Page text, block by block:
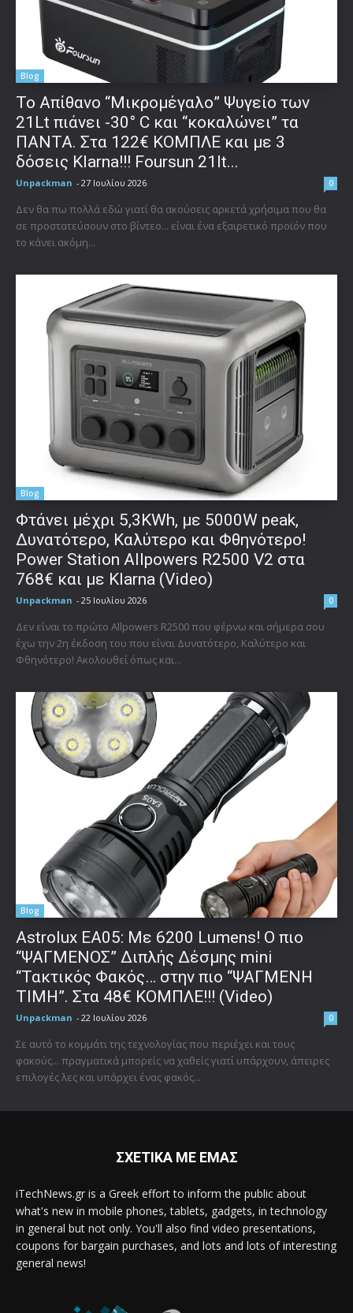
Blog
Το Απίθανο “Μικρομέγαλο” Ψυγείο των
21Lt πιάνει -30° C και “κοκαλώνει” τα
ΠΑΝΤΑ. Στα 122€ ΚΟΜΠΛΕ και με 3
δόσεις Klarna!!! Foursun 21lt...
Unpackman - 27 Ιουλίου 2026 0
Δεν θα πω πολλά εδώ γιατί θα ακούσεις αρκετά χρήσιμα που θα
σε προστατεύσουν στο βίντεο... είναι ένα εξαιρετικό προϊόν που
το κάνει ακόμη...
Blog
Φτάνει μέχρι 5,3KWh, με 5000W peak,
Δυνατότερο, Καλύτερο και Φθηνότερο!
Power Station Allpowers R2500 V2 στα
768€ και με Klarna (Video)
Unpackman - 25 Ιουλίου 2026 0
Δεν είναι το πρώτο Allpowers R2500 που φέρνω και σήμερα σου
έχω την 2η έκδοση του που είναι Δυνατότερο, Καλύτερο και
Φθηνότερο! Ακολουθεί όπως και...
Blog
Astrolux ΕΑ05: Με 6200 Lumens! Ο πιο
“ΨΑΓΜΕΝΟΣ” Διπλής Δέσμης mini
“Τακτικός Φακός… στην πιο “ΨΑΓΜΕΝΗ
ΤΙΜΗ”. Στα 48€ ΚΟΜΠΛΕ!!! (Video)
Unpackman - 22 Ιουλίου 2026 0
Σε αυτό το κομμάτι της τεχνολογίας που περιέχει και τους
φακούς... πραγματικά μπορείς να χαθείς γιατί υπάρχουν, άπειρες
επιλογές λες και υπάρχει ένας φακός...
ΣΧΕΤΙΚΑ ΜΕ ΕΜΑΣ
iTechNews.gr is a Greek effort to inform the public about
what's new in mobile phones, tablets, gadgets, in technology
in general but not only. You'll also find video presentations,
coupons for bargain purchases, and lots and lots of interesting
general news!